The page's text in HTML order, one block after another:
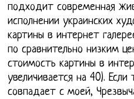
подходит современная
исполнении украинских
картины в интернет
по сравнительно низким
стоимость картины в
увеличивается на 40). Если
совпадает с моей,